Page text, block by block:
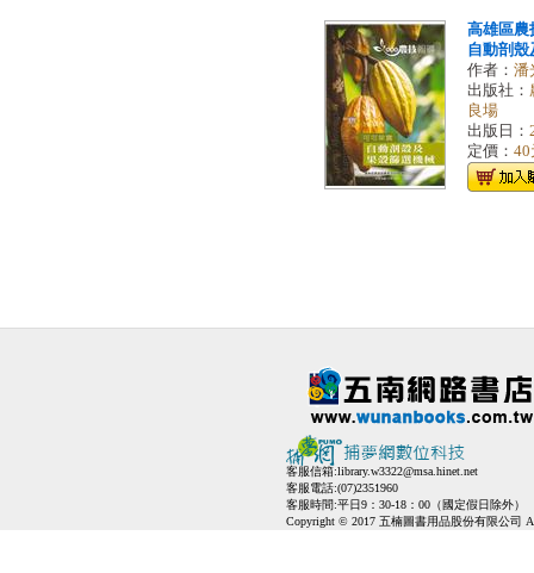
高雄區農
自動剖
作者： 潘
出版社：
良場
出版日：
定價： 40
客服信箱:library.w3322@msa.hinet.net
客服電話:(07)2351960
客服時間:平日9：30-18：00（國定假日除外）
Copyright © 2017 五楠圖書用品股份有限公司